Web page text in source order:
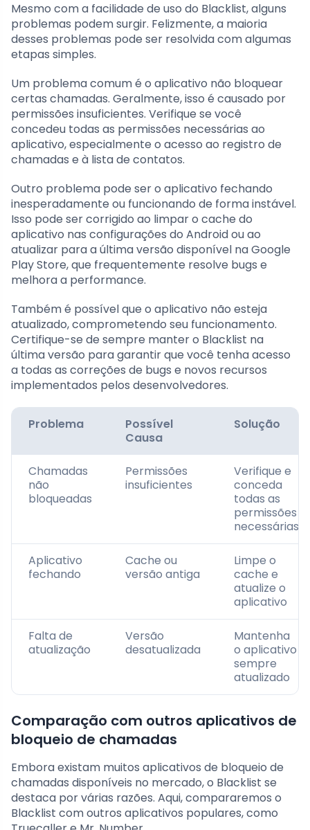
Mesmo com a facilidade de uso do Blacklist, alguns
problemas podem surgir. Felizmente, a maioria
desses problemas pode ser resolvida com algumas
etapas simples.
Um problema comum é o aplicativo não bloquear
certas chamadas. Geralmente, isso é causado por
permissões insuficientes. Verifique se você
concedeu todas as permissões necessárias ao
aplicativo, especialmente o acesso ao registro de
chamadas e à lista de contatos.
Outro problema pode ser o aplicativo fechando
inesperadamente ou funcionando de forma instável.
Isso pode ser corrigido ao limpar o cache do
aplicativo nas configurações do Android ou ao
atualizar para a última versão disponível na Google
Play Store, que frequentemente resolve bugs e
melhora a performance.
Também é possível que o aplicativo não esteja
atualizado, comprometendo seu funcionamento.
Certifique-se de sempre manter o Blacklist na
última versão para garantir que você tenha acesso
a todas as correções de bugs e novos recursos
implementados pelos desenvolvedores.
Problema
Possível
Causa
Solução
Chamadas
não
bloqueadas
Permissões
insuficientes
Verifique e
conceda
todas as
permissões
necessárias
Aplicativo
fechando
Cache ou
versão antiga
Limpe o
cache e
atualize o
aplicativo
Falta de
atualização
Versão
desatualizada
Mantenha
o aplicativo
sempre
atualizado
Comparação com outros aplicativos de
bloqueio de chamadas
Embora existam muitos aplicativos de bloqueio de
chamadas disponíveis no mercado, o Blacklist se
destaca por várias razões. Aqui, compararemos o
Blacklist com outros aplicativos populares, como